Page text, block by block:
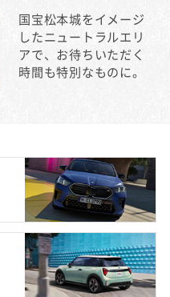
国宝松本城をイメージ
したニュートラルエリ
アで、お待ちいただく
時間も特別なものに。